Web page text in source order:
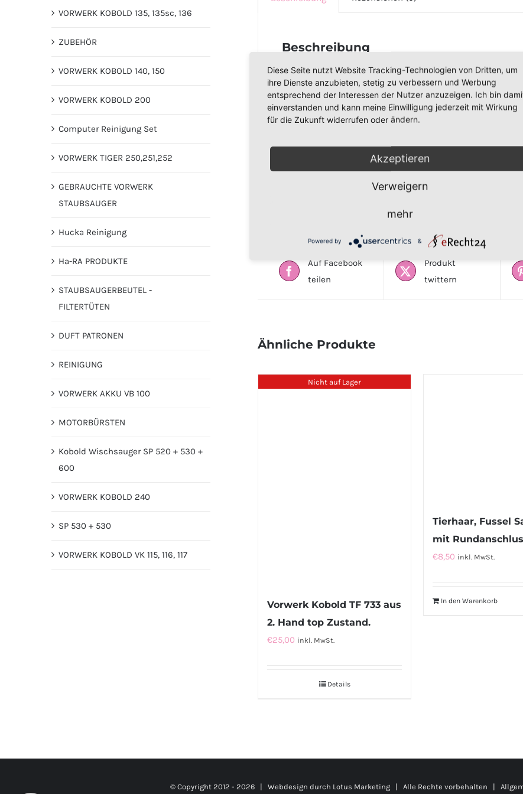
Beschreibung
Vorwerk Kobold VK 130, 131, aus
Gewährleistung
an
Vohwinkel . Der Artikel istnichtin unseremOnline-Shop
oder0152 / 276 839 39
Auf Facebook
teilen
Produkt
twittern
Ähnliche Produkte
Nicht auf Lager
Vorwerk Kobold TF 733 aus
2. Hand top Zustand.
€25,00 inkl. MwSt.
Details
Tierhaar, Fussel
mit
€8,50 inkl. MwSt.
In den Warenkorb
VORWERK KOBOLD 135, 135sc, 136
ZUBEHÖR
VORWERK KOBOLD 140, 150
VORWERK KOBOLD 200
Computer Reinigung Set
VORWERK TIGER 250,251,252
GEBRAUCHTE VORWERK
STAUBSAUGER
Hucka Reinigung
Ha-RA PRODUKTE
STAUBSAUGERBEUTEL -
FILTERTÜTEN
DUFT PATRONEN
REINIGUNG
VORWERK AKKU VB 100
MOTORBÜRSTEN
Kobold Wischsauger SP 520 + 530 +
600
VORWERK KOBOLD 240
SP 530 + 530
VORWERK KOBOLD VK 115, 116, 117
© Copyright 2012 - 2026 | Webdesign durch Lotus Marketing| Alle Rechte vorbehalten |
Diese Seite nutzt Website Tracking-Technologien von Dritten, um
ihre Dienste anzubieten, stetig zu verbessern und Werbung
entsprechend der Interessen der Nutzer anzuzeigen. Ich bin
einverstanden und kann meine Einwilligung jederzeit mit Wirkung
für die Zukunft widerrufen oder ändern.
Akzeptieren
Verweigern
mehr
Powered by &